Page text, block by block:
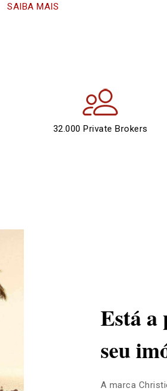
SAIBA MAIS
32.000 Private Brokers
Está a
seu
A marca